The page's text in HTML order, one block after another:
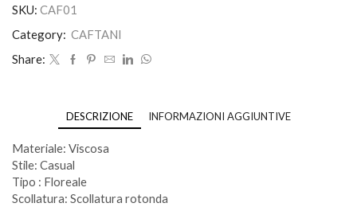
SKU: CAF01
Category: CAFTANI
Share:
DESCRIZIONE INFORMAZIONI AGGIUNTIVE
Materiale: Viscosa
Stile: Casual
Tipo : Floreale
Scollatura: Scollatura rotonda